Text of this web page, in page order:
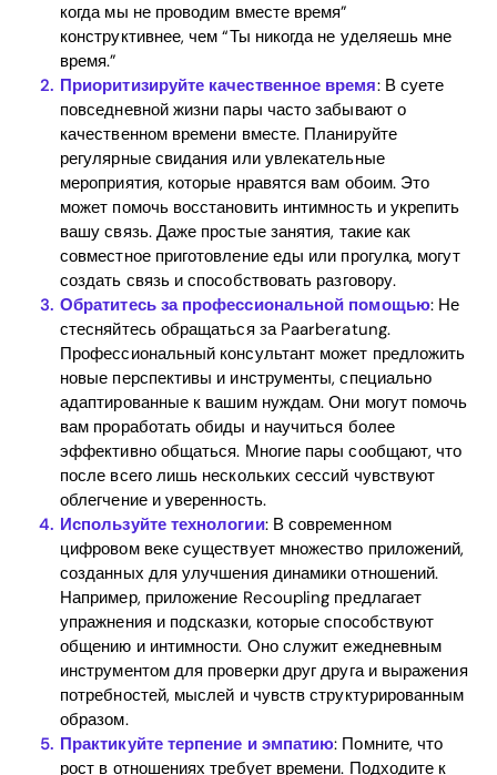
Blog
Download
когда мы не проводим вместе время”
конструктивнее, чем “Ты никогда не уделяешь мне
время.”
Приоритизируйте качественное время: В суете
повседневной жизни пары часто забывают о
качественном времени вместе. Планируйте
регулярные свидания или увлекательные
мероприятия, которые нравятся вам обоим. Это
может помочь восстановить интимность и укрепить
вашу связь. Даже простые занятия, такие как
совместное приготовление еды или прогулка, могут
создать связь и способствовать разговору.
Обратитесь за профессиональной помощью: Не
стесняйтесь обращаться за Paarberatung.
Профессиональный консультант может предложить
новые перспективы и инструменты, специально
адаптированные к вашим нуждам. Они могут помочь
вам проработать обиды и научиться более
эффективно общаться. Многие пары сообщают, что
после всего лишь нескольких сессий чувствуют
облегчение и уверенность.
Используйте технологии: В современном
цифровом веке существует множество приложений,
созданных для улучшения динамики отношений.
Например, приложение Recoupling предлагает
упражнения и подсказки, которые способствуют
общению и интимности. Оно служит ежедневным
инструментом для проверки друг друга и выражения
потребностей, мыслей и чувств структурированным
образом.
Практикуйте терпение и эмпатию: Помните, что
рост в отношениях требует времени. Подходите к